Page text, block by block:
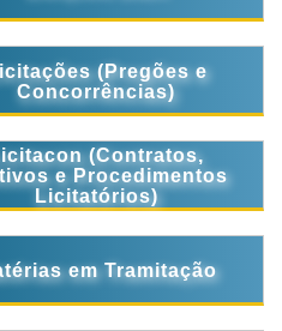
(Pregões e
Concorrências)
(Contratos,
e Procedimentos
Licitatórios)
em Tramitação